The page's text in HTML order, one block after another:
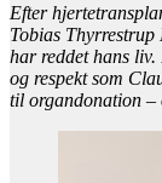
Efter
Tobias Thyrrestrup
har reddet hans
og respekt som
til organdonation –